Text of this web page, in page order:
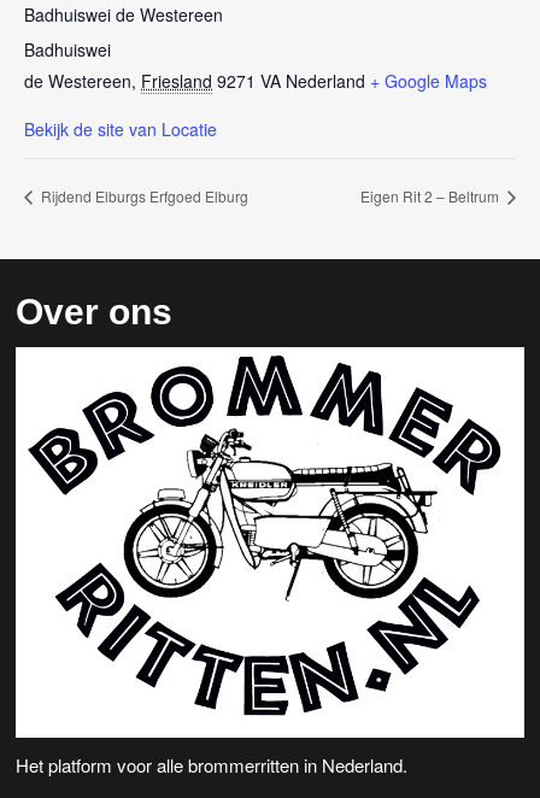
Badhuiswei de Westereen
Badhuiswei
de Westereen, Friesland 9271 VA Nederland + Google Maps
Bekijk de site van Locatie
Rijdend Elburgs Erfgoed Elburg Eigen Rit 2 – Beltrum
Over ons
Het platform voor alle brommerritten in Nederland.